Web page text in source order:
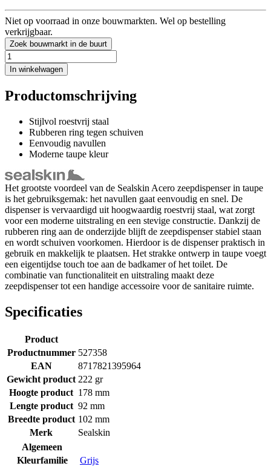
Niet op voorraad in onze bouwmarkten. Wel op bestelling
verkrijgbaar.
Zoek bouwmarkt in de buurt
In winkelwagen
Productomschrijving
Stijlvol roestvrij staal
Rubberen ring tegen schuiven
Eenvoudig navullen
Moderne taupe kleur
Het grootste voordeel van de Sealskin Acero zeepdispenser in taupe
is het gebruiksgemak: het navullen gaat eenvoudig en snel. De
dispenser is vervaardigd uit hoogwaardig roestvrij staal, wat zorgt
voor een moderne uitstraling en een stevige constructie. Dankzij de
rubberen ring aan de onderzijde blijft de zeepdispenser stabiel staan
en wordt schuiven voorkomen. Hierdoor is de dispenser praktisch in
gebruik en makkelijk te plaatsen. Het strakke ontwerp in taupe voegt
een eigentijdse touch toe aan de badkamer of het toilet. De
combinatie van functionaliteit en uitstraling maakt deze
zeepdispenser tot een handige accessoire voor de sanitaire ruimte.
Specificaties
Product
Productnummer 527358
EAN
8717821395964
Gewicht product 222 gr
Hoogte product 178 mm
Lengte product 92 mm
Breedte product 102 mm
Merk
Sealskin
Algemeen
Kleurfamilie
Grijs